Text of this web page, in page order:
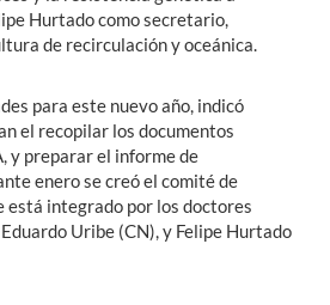
Hurtado como secretario,
de recirculación y oceánica.
para este nuevo año, indicó
el recopilar los documentos
y preparar el informe de
enero se creó el comité de
está integrado por los doctores
Uribe (CN), y Felipe Hurtado